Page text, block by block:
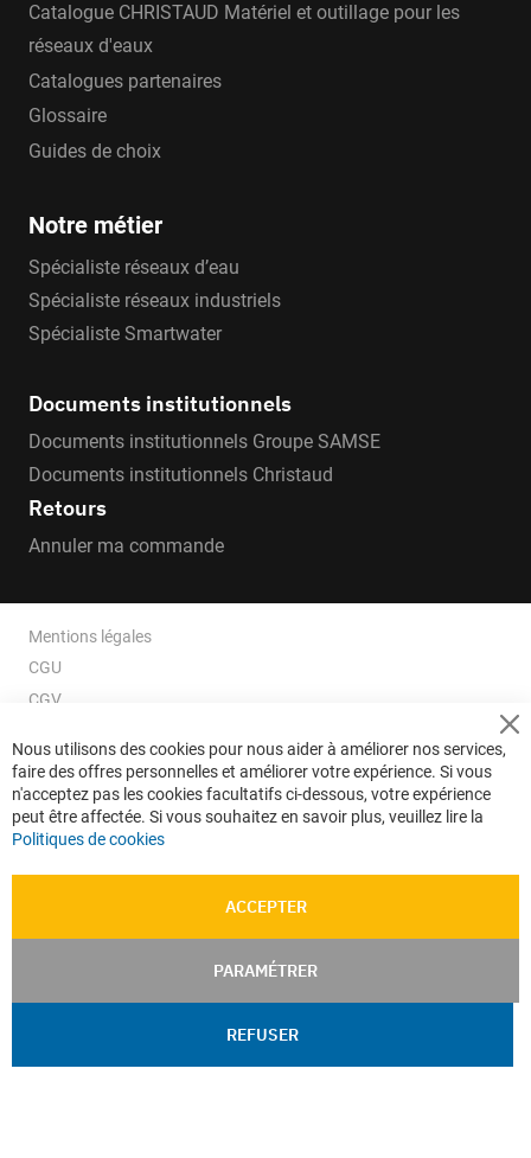
Catalogue CHRISTAUD Matériel et outillage pour les
réseaux d'eaux
Catalogues partenaires
Glossaire
Guides de choix
Notre métier
Spécialiste réseaux d’eau
Spécialiste réseaux industriels
Spécialiste Smartwater
Documents institutionnels
Documents institutionnels Groupe SAMSE
Documents institutionnels Christaud
Retours
Annuler ma commande
Mentions légales
CGU
CGV
Données personnelles
Confidentialité
Plan du site
Nous utilisons des cookies pour nous aider à améliorer nos services,
faire des offres personnelles et améliorer votre expérience. Si vous
n'acceptez pas les cookies facultatifs ci-dessous, votre expérience
peut être affectée. Si vous souhaitez en savoir plus, veuillez lire la
Politiques de cookies
ACCEPTER
PARAMÉTRER
REFUSER